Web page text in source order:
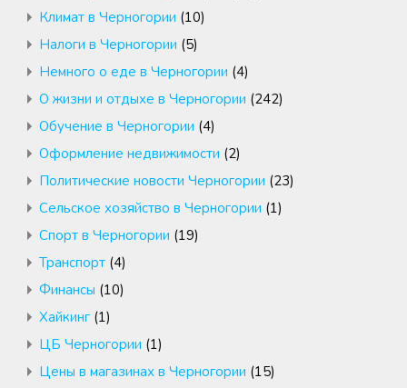
Климат в Черногории (10)
Налоги в Черногории (5)
Немного о еде в Черногории (4)
О жизни и отдыхе в Черногории (242)
Обучение в Черногории (4)
Оформление недвижимости (2)
Политические новости Черногории (23)
Сельское хозяйство в Черногории (1)
Спорт в Черногории (19)
Транспорт (4)
Финансы (10)
Хайкинг (1)
ЦБ Черногории (1)
Цены в магазинах в Черногории (15)